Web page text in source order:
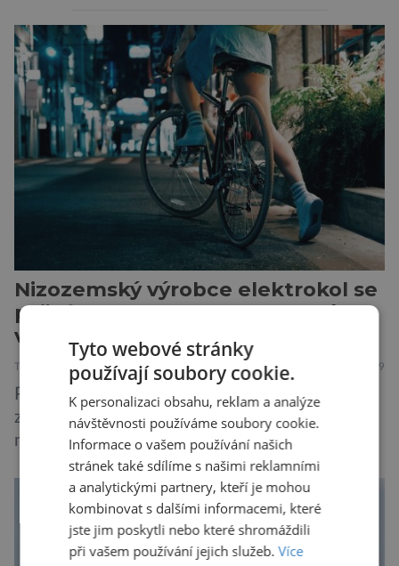
Ceje. Lucie Jirásková z Českého
egyptologického ústavu FF UK řekla, že je
v plánu také zpracování vykopaných předmětů.
„V průběhu výzkumů není moc času na
zpracování nálezů. Necháváme si na to tedy
měsíc, kdy […]
Nizozemský výrobce elektrokol se
pyšní dokonalou ochranou svých
vozidel
TECHNIKA 8.8.2019
Protože elektrokola nebývají úplně levnou
záležitostí, je pro každého majitele
nejdůležitější ze všeho kvalitní ochrana před
krádeží. Toho si je dobře vědom i nizozemský
výrobce kol VanMoof, který bez mrknutí oka
tvrdí, že má tu nejlepší ochranu na světě.
Skutečně nepřehání? Pokud se podrobněji
podíváme na ochranu jejich elektrokol
Tyto webové stránky
používají soubory cookie.
K personalizaci obsahu, reklam a analýze
návštěvnosti používáme soubory cookie.
Informace o vašem používání našich
stránek také sdílíme s našimi reklamními
a analytickými partnery, kteří je mohou
kombinovat s dalšími informacemi, které
jste jim poskytli nebo které shromáždili
při vašem používání jejich služeb.Více